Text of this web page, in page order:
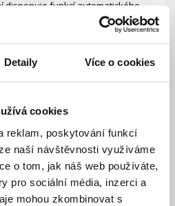
Detaily Více o cookies
cookies
reklam, poskytování funkcí
naší návštěvnosti využíváme
o tom, jak náš web používáte,
pro sociální média, inzerci a
mohou zkombinovat s
disponuje funkcí automatického
napětí a funkcí
slouží pro kontrolu
panelu nebo napájecího zdroje
parametry nabíjení,
jedinečnými funkcemi:
12/24 V napětí nebo uživatelsky
napětí.
nabíjení, zvýšení životnosti